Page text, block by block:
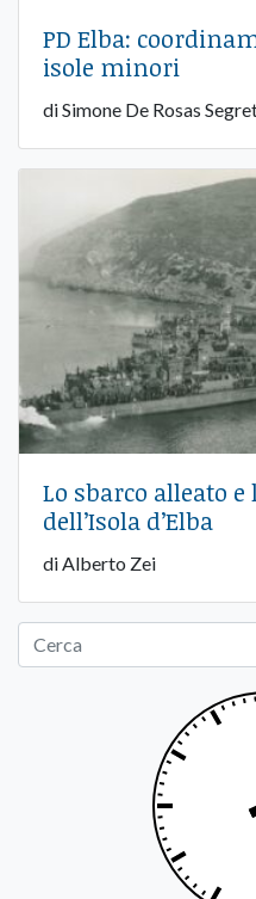
PD Elba:
isole minori
di Simone De Rosas
Lo sbarco alleato
dell’Isola d’Elba
di Alberto Zei